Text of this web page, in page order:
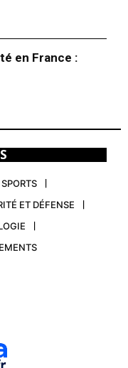
en France :
SPORTS
ET DÉFENSE